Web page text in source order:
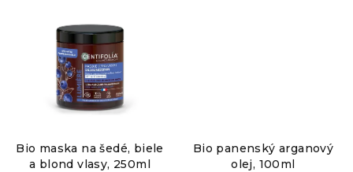
Bio maska ​​na šedé, biele
a blond vlasy, 250ml
Bio panenský arganový
olej, 100ml